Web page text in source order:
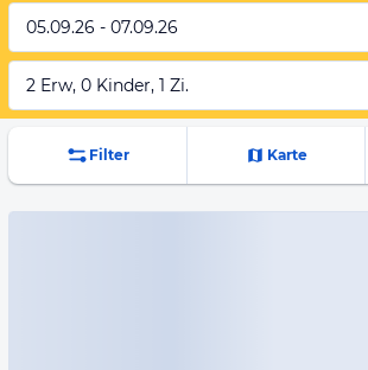
05.09.26 - 07.09.26
2 Erw, 0 Kinder, 1 Zi.
Filter Karte